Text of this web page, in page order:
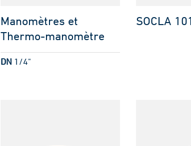
Manomètres et
Thermo-manomètre
DN 1/4"
SOCLA 101